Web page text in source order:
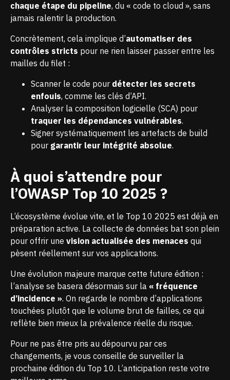
chaque étape du pipeline, du « code to cloud », sans
jamais ralentir la production.
Concrètement, cela implique d’automatiser des
contrôles stricts pour ne rien laisser passer entre les
mailles du filet :
Scanner le code pour détecter les secrets
enfouis, comme les clés d’API.
Analyser la composition logicielle (SCA) pour
traquer les dépendances vulnérables.
Signer systématiquement les artefacts de build
pour garantir leur intégrité absolue.
À quoi s’attendre pour
l’OWASP Top 10 2025 ?
L’écosystème évolue vite, et le Top 10 2025 est déjà en
préparation active. La collecte de données bat son plein
pour offrir une vision actualisée des menaces qui
pèsent réellement sur vos applications.
Une évolution majeure marque cette future édition :
l’analyse se basera désormais sur la « fréquence
d’incidence ». On regarde le nombre d’applications
touchées plutôt que le volume brut de failles, ce qui
reflète bien mieux la prévalence réelle du risque.
Pour ne pas être pris au dépourvu par ces
changements, je vous conseille de surveiller la
prochaine édition du Top 10. L’anticipation reste votre